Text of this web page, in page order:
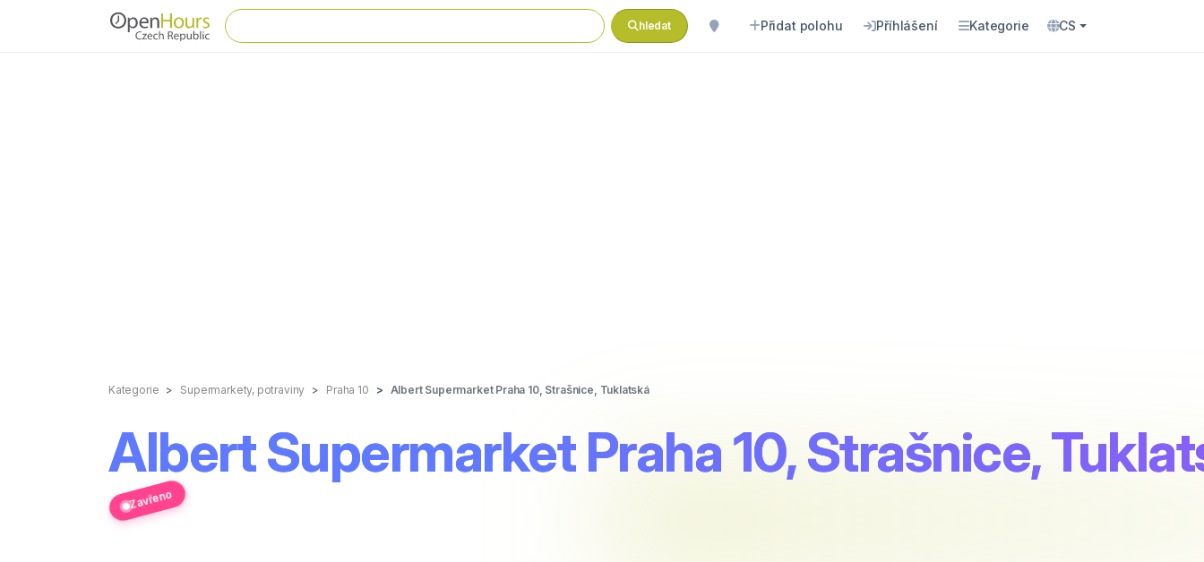
hledat Přidat polohu Příhlášení Kategorie CS
Kategorie Supermarkety, potraviny Praha 10 Albert Supermarket Praha 10, Strašnice, Tuklatská
Albert Supermarket Praha 10, Strašnice,
Zavřeno